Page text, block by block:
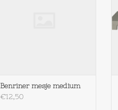
Benriner mesje medium
€12,50